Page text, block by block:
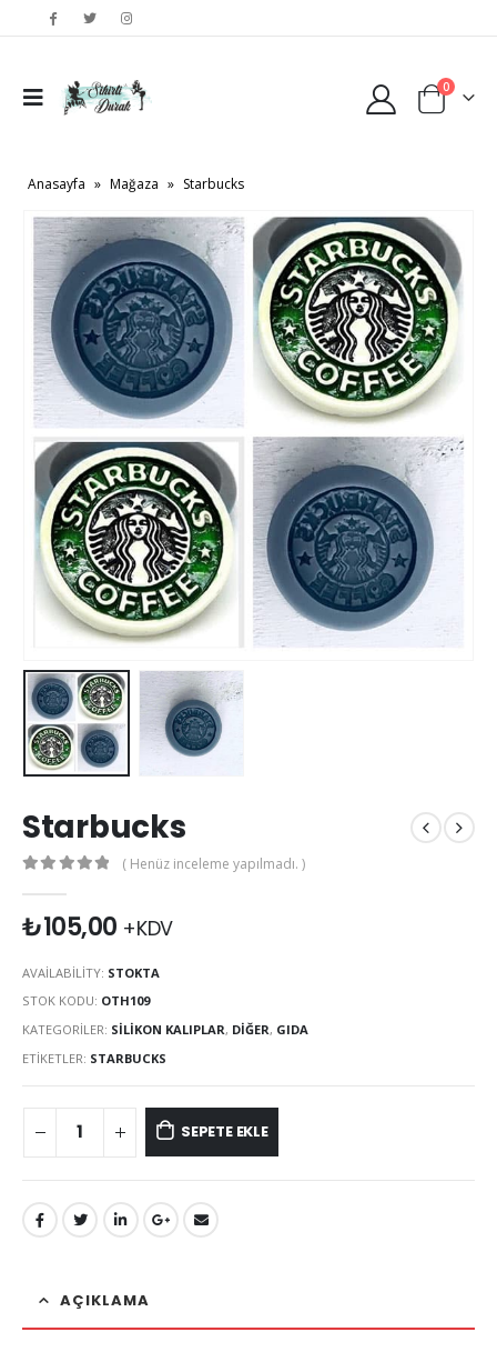
0
Anasayfa » Mağaza » Starbucks
Starbucks
( Henüz inceleme yapılmadı. )
₺105,00 +KDV
AVAILABILITY: STOKTA
STOK KODU: OTH109
KATEGORILER: SILIKON KALIPLAR, DIĞER, GIDA
ETIKETLER: STARBUCKS
SEPETE EKLE
AÇIKLAMA